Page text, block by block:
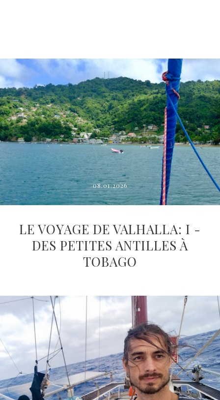
08.01.2026
LE VOYAGE DE VALHALLA: I -
DES PETITES ANTILLES À
TOBAGO